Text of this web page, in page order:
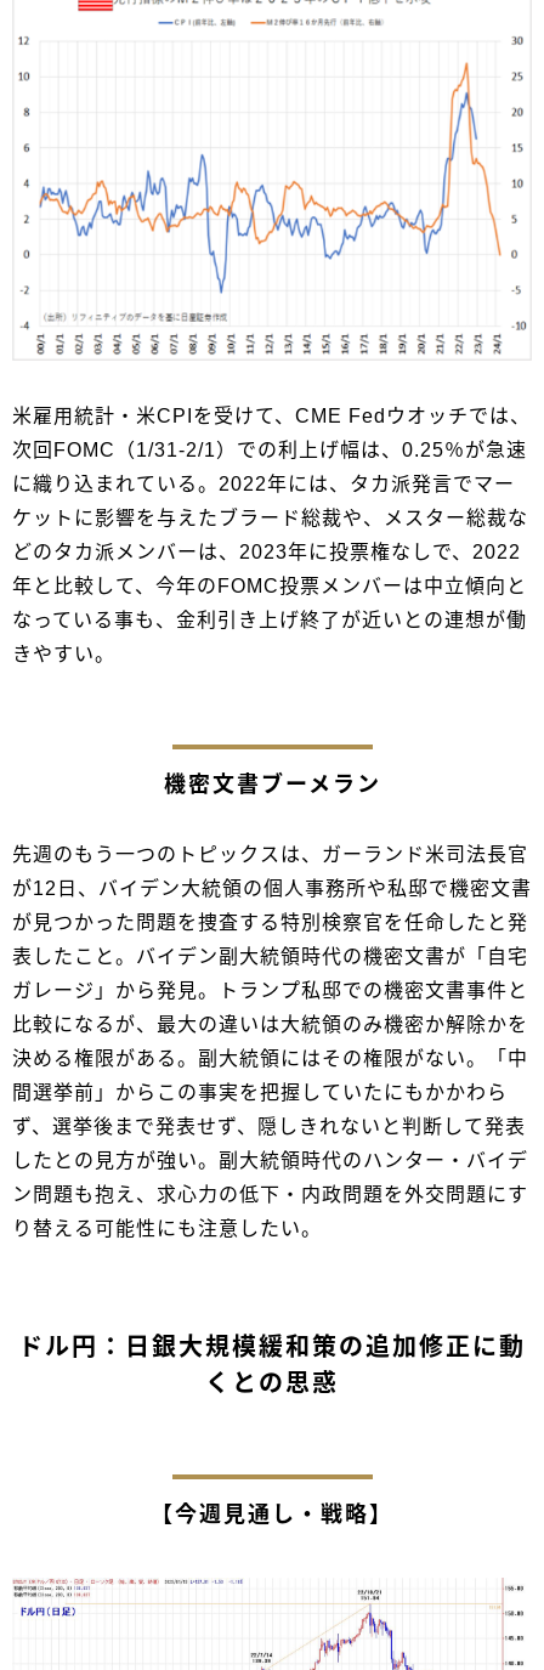
米雇用統計・米CPIを受けて、CME Fedウオッチでは、
次回FOMC（1/31-2/1）での利上げ幅は、0.25％が急速
に織り込まれている。2022年には、タカ派発言でマー
ケットに影響を与えたブラード総裁や、メスター総裁な
どのタカ派メンバーは、2023年に投票権なしで、2022
年と比較して、今年のFOMC投票メンバーは中立傾向と
なっている事も、金利引き上げ終了が近いとの連想が働
きやすい。
機密文書ブーメラン
先週のもう一つのトピックスは、ガーランド米司法長官
が12日、バイデン大統領の個人事務所や私邸で機密文書
が見つかった問題を捜査する特別検察官を任命したと発
表したこと。バイデン副大統領時代の機密文書が「自宅
ガレージ」から発見。トランプ私邸での機密文書事件と
比較になるが、最大の違いは大統領のみ機密か解除かを
決める権限がある。副大統領にはその権限がない。「中
間選挙前」からこの事実を把握していたにもかかわら
ず、選挙後まで発表せず、隠しきれないと判断して発表
したとの見方が強い。副大統領時代のハンター・バイデ
ン問題も抱え、求心力の低下・内政問題を外交問題にす
り替える可能性にも注意したい。
ドル円：日銀大規模緩和策の追加修正に動
くとの思惑
【今週見通し・戦略】